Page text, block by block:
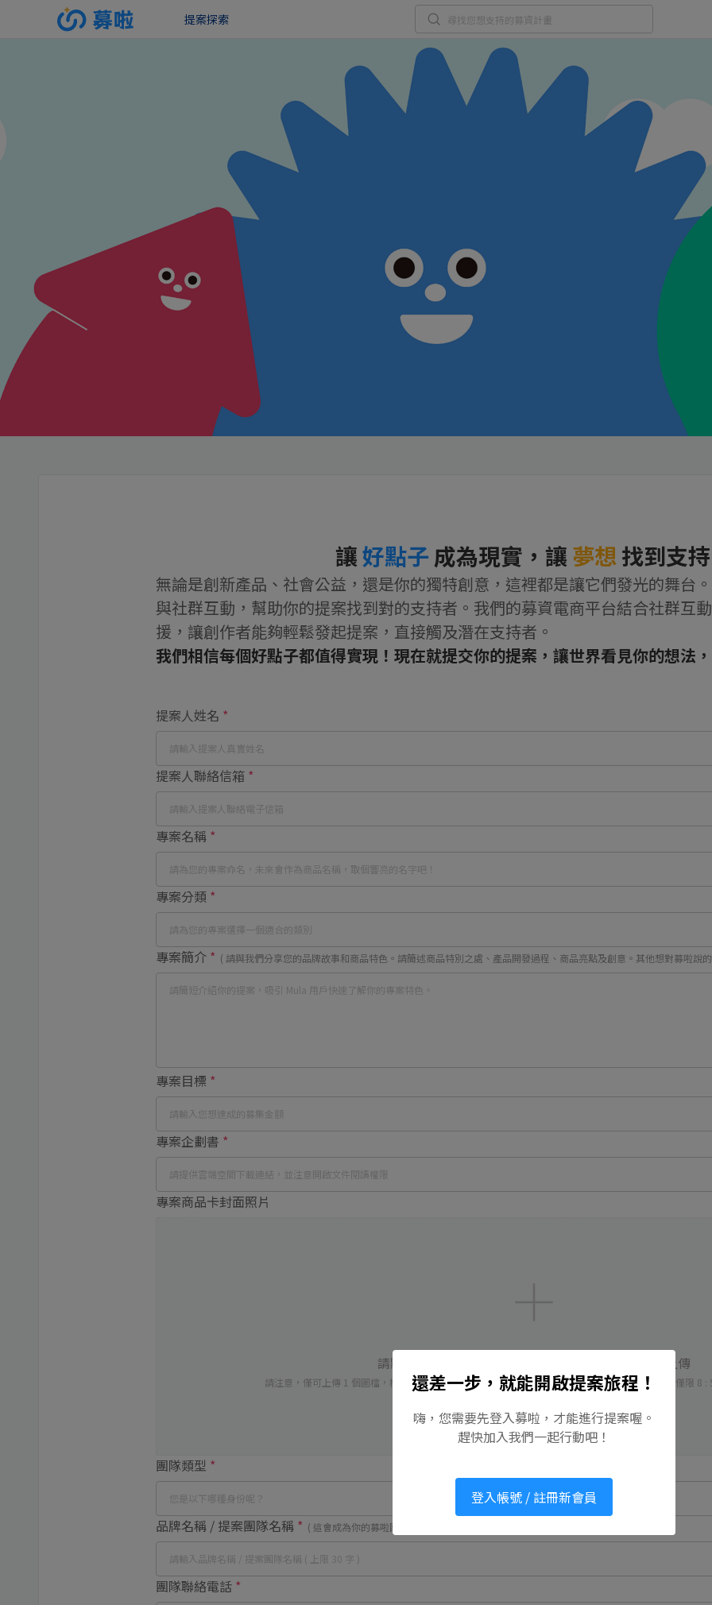
提案探索
讓好點子 成為現實， 讓 夢想找到支持
無論是創新產品、社會公益，還是你的獨特創意，這裡都是讓它們發光的舞台
與社群互動，幫助你的提案找到對的支持者。我們的募資電商平台結合社群互
援，讓創作者能夠輕鬆發起提案，直接觸及潛在支持者。
我們相信每個好點子都值得實現！現在就提交你的提案，讓世界看見你的想法
提案人姓名 *
提案人聯絡信箱 *
專案名稱 *
專案分類 *
專案簡介 * ( 請與我們分享您的品牌故事和商品特色。請簡述商品特別之處、產品開發過程、商品亮點及創意。其他想對募啦說
專案目標 *
專案企劃書 *
專案商品卡封面照片
請點擊或拖曳 PNG / JPG / JPEG 圖檔至此區域進行上傳
請注意，僅可上傳 1 個圖檔，格式支援：PNG / JPG / JPEG ，圖片尺寸建議 ≥ 1024×640 ( 比例僅限 8 :
團隊類型 *
品牌名稱 / 提案團隊名稱 * ( 這會成為你的募啦團隊名稱，取個易讀好懂的品牌名稱吧。 )
團隊聯絡電話 *
還差一步，就能開啟提案旅程！
嗨，您需要先登入募啦，才能進行提案喔。
趕快加入我們一起行動吧！
登入帳號 / 註冊新會員